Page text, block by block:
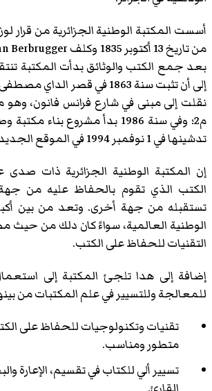
أسست المكتبة الوطنية الجزائرية من قرار
بعد جمع الكتب والوثائق بدأت المكتبة
م2؛ وفي سنة 1986 بدأ مشروع بناء
تدشينها في 1 نوفمبر 1994 في الموقع الجديد المتواجد بالحامة.
إن المكتبة الوطنية الجزائرية ذات
الكتب الذي تقوم بالحفاظ عليه من جهة
تستقبله من جهة أخرى. وتعد من بين
الوطنية العالمية، سواءً كان دلك من
التقنيات للحفاظ على الكتب.
إضافة إلى هدا تلجئ المكتبة إلى
للمعالجة وللتسيير في علم المكتبات من
تقنيات وتكنولوجيات للحفاظ على
متطور ومناسب.
تسيير ألي للكتاب في تقسيم، الإعارة